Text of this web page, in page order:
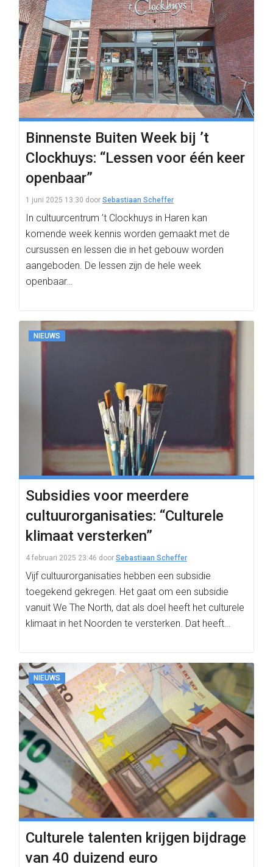
Binnenste Buiten Week bij ’t
Clockhuys: “Lessen voor één keer
openbaar”
1 juni 2025 13:30 door Sebastiaan Scheffer
In cultuurcentrum ’t Clockhuys in Haren kan
komende week kennis worden gemaakt met de
cursussen en lessen die in het gebouw worden
aangeboden. De lessen zijn de hele week
openbaar…
NIEUWS
Subsidies voor meerdere
cultuurorganisaties: “Culturele
klimaat versterken”
4 februari 2025 23:46 door Sebastiaan Scheffer
Vijf cultuurorganisaties hebben een subsidie
toegekend gekregen. Het gaat om een subsidie
vanuit We The North, dat als doel heeft het culturele
klimaat in het Noorden te versterken. Dat heeft…
NIEUWS
Culturele talenten krijgen bijdrage
van 40 duizend euro